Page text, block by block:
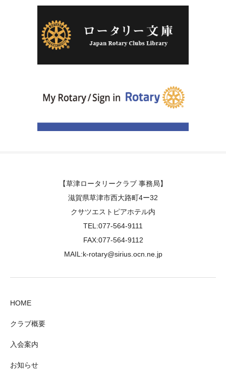
【草津ロータリークラブ 事務局】
滋賀県草津市西大路町4ー32
クサツエストピアホテル内
TEL:077-564-9111
FAX:077-564-9112
MAIL:k-rotary@sirius.ocn.ne.jp
HOME
クラブ概要
入会案内
お知らせ